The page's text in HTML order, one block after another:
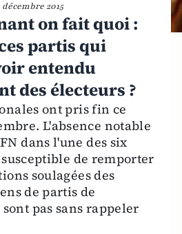
décembre 2015
on fait quoi :
partis qui
entendu
des électeurs ?
ont pris fin ce
L'absence notable
dans l'une des six
de remporter
soulagées des
de partis de
pas sans rappeler